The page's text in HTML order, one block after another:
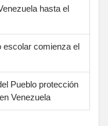
hasta el
escolar comienza el
Pueblo protección
Venezuela